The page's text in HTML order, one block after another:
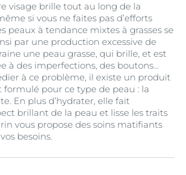
visage brille tout au long de la
si vous ne faites pas d’efforts
peaux à tendance mixtes à grasses se
par une production excessive de
une peau grasse, qui brille, et est
à des imperfections, des boutons…
à ce problème, il existe un produit
pour ce type de peau : la
En plus d’hydrater, elle fait
brillant de la peau et lisse les traits
vous propose des soins matifiants
besoins.